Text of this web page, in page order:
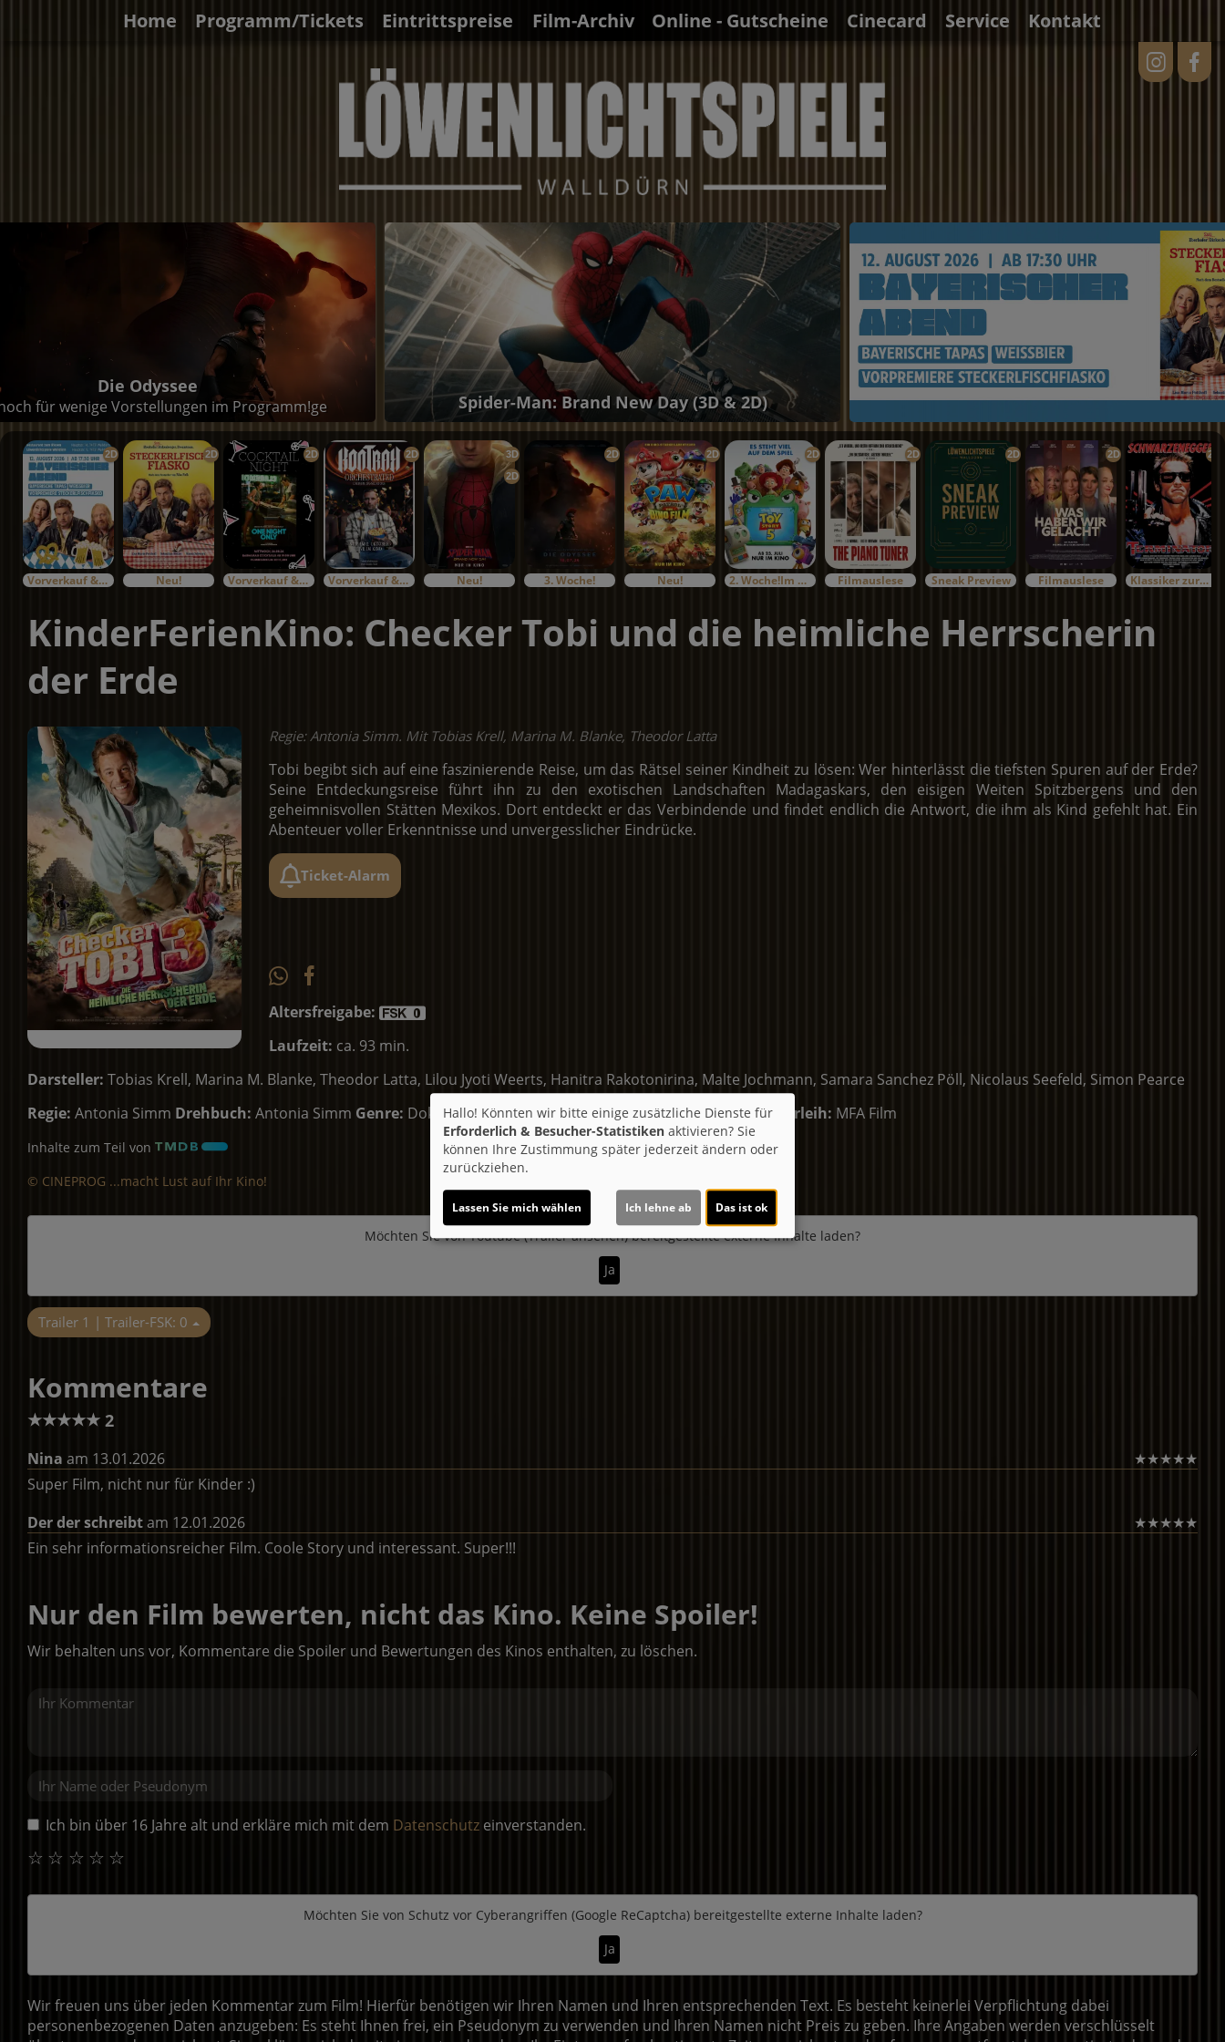
Home Programm/Tickets Eintrittspreise Film-Archiv Online - Gutscheine Cinecard Service Kontakt
Die Odyssee
für wenige Vorstellungen im Programm!ge Spider-Man: Brand New Day (3D & 2D)
2D
Vorverkauf & Specials
2D
Neu!
2D
Vorverkauf & Specials
2D
Vorverkauf & Specials
3D
2D
Neu!
2D
3. Woche!
2D
Neu!
2D
2. Woche!Im Bundesstart
2D
Filmauslese
2D
Sneak Preview
2D
Filmauslese
2D
Klassiker zurück im Kino
KinderFerienKino: Checker Tobi und die heimliche Herrscherin
der Erde
Regie: Antonia Simm. Mit Tobias Krell, Marina M. Blanke, Theodor Latta
Tobi begibt sich auf eine faszinierende Reise, um das Rätsel seiner Kindheit zu lösen: Wer hinterlässt die tiefsten Spuren auf der Erde?
Seine Entdeckungsreise führt ihn zu den exotischen Landschaften Madagaskars, den eisigen Weiten Spitzbergens und den
geheimnisvollen Stätten Mexikos. Dort entdeckt er das Verbindende und findet endlich die Antwort, die ihm als Kind gefehlt hat. Ein
Abenteuer voller Erkenntnisse und unvergesslicher Eindrücke.
Ticket-Alarm
Altersfreigabe:
Laufzeit: ca. 93 min.
Darsteller: Tobias Krell, Marina M. Blanke, Theodor Latta, Lilou Jyoti Weerts, Hanitra Rakotonirina, Malte Jochmann, Samara Sanchez Pöll, Nicolaus Seefeld, Simon Pearce
Regie: Antonia Simm Drehbuch: Antonia Simm Genre: Dokumentarfilm, AbenteuerLand:Deutschland 2026 Verleih: MFA Film
Inhalte zum Teil von
© CINEPROG ...macht Lust auf Ihr Kino!
Möchten Sie vonYoutube (Trailer ansehen)bereitgestellte externe Inhalte laden?
Ja
Trailer 1 | Trailer-FSK: 0
Kommentare
★★★★★ 2
Nina am 13.01.2026 ★★★★★
Super Film, nicht nur für Kinder :)
Der der schreibtam 12.01.2026 ★★★★★
Ein sehr informationsreicher Film. Coole Story und interessant. Super!!!
Nur den Film bewerten, nicht das Kino. Keine Spoiler!
Wir behalten uns vor, Kommentare die Spoiler und Bewertungen des Kinos enthalten, zu löschen.
Ich bin über 16 Jahre alt und erkläre mich mit dem Datenschutz einverstanden.
☆
☆
☆
☆
☆
Möchten Sie von Schutz vor Cyberangriffen (Google ReCaptcha)bereitgestellte externe Inhalte laden?
Ja
Wir freuen uns über jeden Kommentar zum Film! Hierfür benötigen wir Ihren Namen und Ihren entsprechenden Text. Es besteht keinerlei Verpflichtung dabei
personenbezogenen Daten anzugeben: Es steht Ihnen frei, ein Pseudonym zu verwenden und Ihren Namen nicht Preis zu geben. Ihre Angaben werden verschlüsselt
Hallo! Könnten wir bitte einige zusätzliche Dienste für
Erforderlich & Besucher-Statistiken aktivieren? Sie
können Ihre Zustimmung später jederzeit ändern oder
zurückziehen.
Lassen Sie mich wählen Ich lehne ab Das ist ok